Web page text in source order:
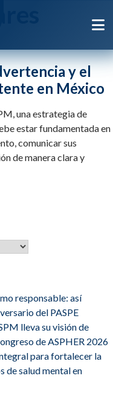
y el
en México
una estrategia de
estar fundamentada en
comunicar sus
de manera clara y
responsable: así
del PASPE
lleva su visión de
de ASPHER 2026
para fortalecer la
de salud mental en